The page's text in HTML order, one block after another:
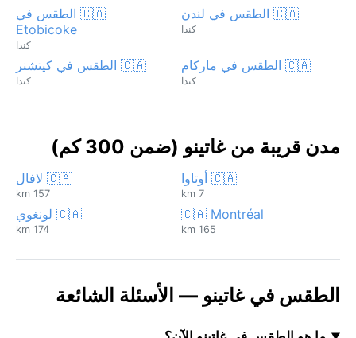
🇨🇦 الطقس في لندن
كندا
🇨🇦 الطقس في
Etobicoke
كندا
🇨🇦 الطقس في ماركام
كندا
🇨🇦 الطقس في كيتشنر
كندا
مدن قريبة من غاتينو (ضمن 300 كم)
🇨🇦 أوتاوا
7 km
🇨🇦 لافال
157 km
🇨🇦 Montréal
165 km
🇨🇦 لونغوي
174 km
الطقس في غاتينو — الأسئلة الشائعة